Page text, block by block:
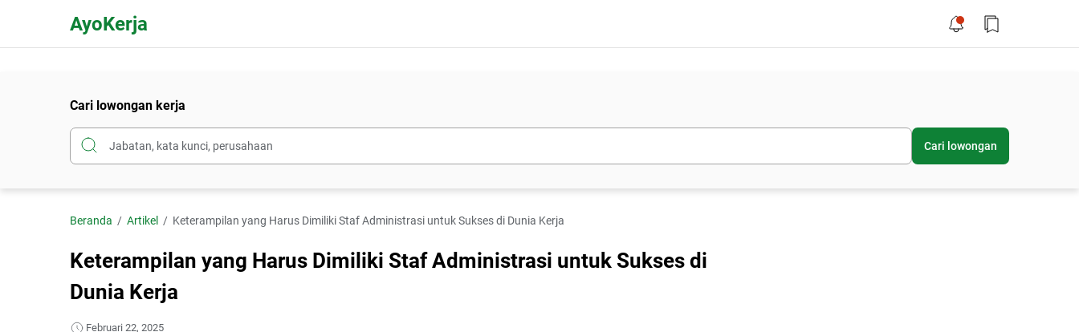
AyoKerja
Cari lowongan kerja
Cari lowongan
Beranda Artikel Keterampilan yang Harus Dimiliki Staf Administrasi untuk Sukses di Dunia Kerja
Keterampilan yang Harus Dimiliki Staf Administrasi untuk Sukses di
Dunia Kerja
Februari 22, 2025